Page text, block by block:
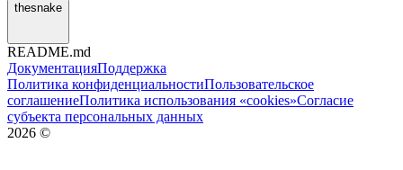
thesnake
README.md
ДокументацияПоддержка
Политика конфиденциальностиПользовательское
соглашениеПолитика использования «cookies»Согласие
субъекта персональных данных
2026 ©